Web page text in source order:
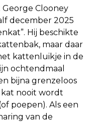
Clooney
december 2025
Hij beschikte
maar daar
kattenluikje in de
ochtendmaal
bijna grenzeloos
kat nooit wordt
poepen). Als een
van de